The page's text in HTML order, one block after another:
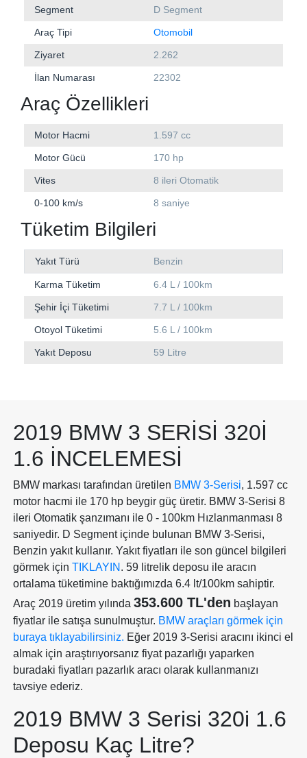
Segment D Segment
Araç Tipi Otomobil
Ziyaret 2.262
İlan Numarası 22302
Araç Özellikleri
Motor Hacmi 1.597 cc
Motor Gücü 170 hp
Vites 8 ileri Otomatik
0-100 km/s 8 saniye
Tüketim Bilgileri
Yakıt Türü Benzin
Karma Tüketim 6.4 L / 100km
Şehir İçi Tüketimi 7.7 L / 100km
Otoyol Tüketimi 5.6 L / 100km
Yakıt Deposu 59 Litre
2019 BMW 3 SERISI 320I
1.6 İNCELEMESI
BMW markası tarafından üretilen BMW 3-Serisi, 1.597 cc
motor hacmi ile 170 hp beygir güç üretir. BMW 3-Serisi 8
ileri Otomatik şanzımanı ile 0 - 100km Hızlanmanması 8
saniyedir. D Segment içinde bulunan BMW 3-Serisi,
Benzin yakıt kullanır. Yakıt fiyatları ile son güncel bilgileri
görmek için TIKLAYIN . 59 litrelik deposu ile aracın
ortalama tüketimine baktığımızda 6.4 lt/100km sahiptir.
Araç 2019 üretim yılında 353.600 TL'den başlayan
fiyatlar ile satışa sunulmuştur. BMW araçları görmek için
buraya tıklayabilirsiniz. Eğer 2019 3-Serisi aracını ikinci el
almak için araştırıyorsanız fiyat pazarlığı yaparken
buradaki fiyatları pazarlık aracı olarak kullanmanızı
tavsiye ederiz.
2019 BMW 3 Serisi 320i 1.6
Deposu Kaç Litre?